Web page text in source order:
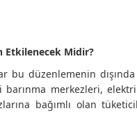
Etkilenecek Midir?
bu düzenlemenin
merkezleri,
bağımlı olan